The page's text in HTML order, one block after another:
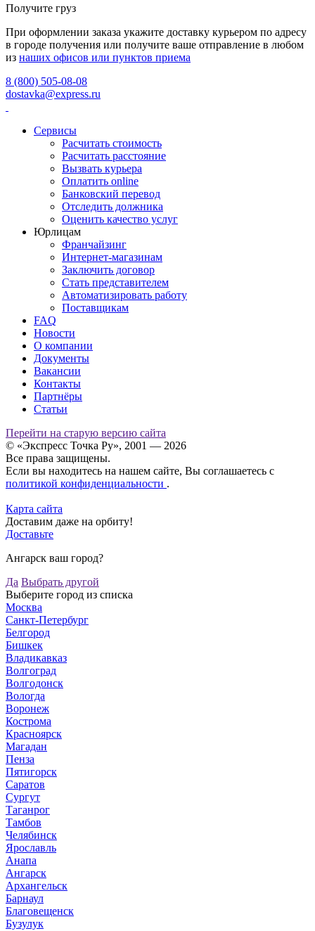
Получите груз
При оформлении заказа укажите доставку курьером по адресу
в городе получения или получите ваше отправление в любом
из наших офисов или пунктов приема
8 (800) 505-08-08
dostavka@express.ru
Сервисы
Расчитать стоимость
Расчитать расстояние
Вызвать курьера
Оплатить online
Банковский перевод
Отследить должника
Оценить качество услуг
Юрлицам
Франчайзинг
Интернет-магазинам
Заключить договор
Стать представителем
Автоматизировать работу
Поставщикам
FAQ
Новости
О компании
Документы
Вакансии
Контакты
Партнёры
Статьи
Перейти на старую версию сайта
© «Экспресс Точка Ру», 2001 — 2026
Все права защищены.
Если вы находитесь на нашем сайте, Вы соглашаетесь с
политикой конфиденциальности .
Карта сайта
Доставим даже на орбиту!
Доставьте
Ангарск ваш город?
Да Выбрать другой
Выберите город из списка
Москва
Санкт-Петербург
Белгород
Бишкек
Владикавказ
Волгоград
Волгодонск
Вологда
Воронеж
Кострома
Красноярск
Магадан
Пенза
Пятигорск
Саратов
Сургут
Таганрог
Тамбов
Челябинск
Ярославль
Анапа
Ангарск
Архангельск
Барнаул
Благовещенск
Бузулук